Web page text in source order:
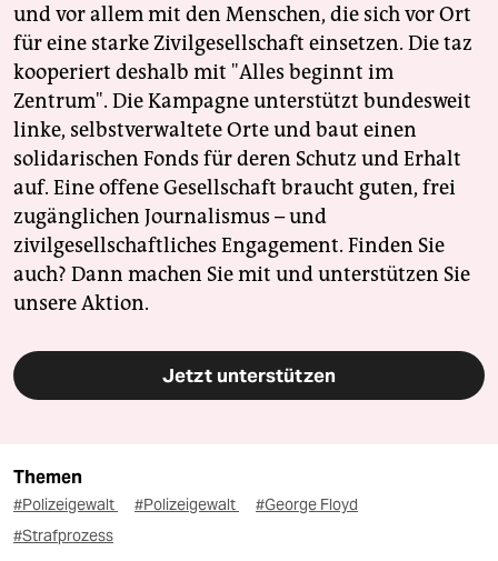
und vor allem mit den Menschen, die sich vor Ort
für eine starke Zivilgesellschaft einsetzen. Die taz
kooperiert deshalb mit "Alles beginnt im
Zentrum". Die Kampagne unterstützt bundesweit
linke, selbstverwaltete Orte und baut einen
solidarischen Fonds für deren Schutz und Erhalt
auf. Eine offene Gesellschaft braucht guten, frei
zugänglichen Journalismus – und
zivilgesellschaftliches Engagement. Finden Sie
auch? Dann machen Sie mit und unterstützen Sie
unsere Aktion.
Jetzt unterstützen
Themen
#Polizeigewalt #Polizeigewalt
#George Floyd
#Strafprozess